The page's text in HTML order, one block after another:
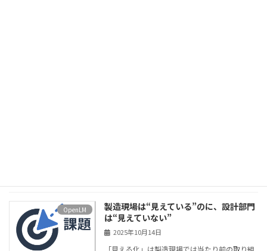
OpenLM
製造現場は“見えている”のに、設計部門
は“見えていない”
2025年10月14日
「見える化」は製造現場では当たり前の取り組